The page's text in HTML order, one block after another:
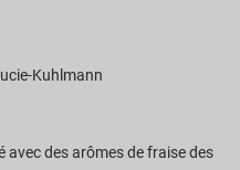
Kuhlmann
avec des arômes de fraise des